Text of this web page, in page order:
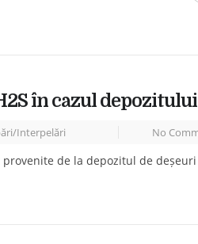
în cazul
Interpelări No
de la depozitul de